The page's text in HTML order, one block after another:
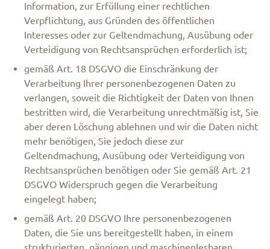
Information, zur Erfüllung einer rechtlichen
Verpflichtung, aus Gründen des öffentlichen
Interesses oder zur Geltendmachung, Ausübung oder
Verteidigung von Rechtsansprüchen erforderlich ist;
gemäß Art. 18 DSGVO die Einschränkung der
Verarbeitung Ihrer personenbezogenen Daten zu
verlangen, soweit die Richtigkeit der Daten von Ihnen
bestritten wird, die Verarbeitung unrechtmäßig ist, Sie
aber deren Löschung ablehnen und wir die Daten nicht
mehr benötigen, Sie jedoch diese zur
Geltendmachung, Ausübung oder Verteidigung von
Rechtsansprüchen benötigen oder Sie gemäß Art. 21
DSGVO Widerspruch gegen die Verarbeitung
eingelegt haben;
gemäß Art. 20 DSGVO Ihre personenbezogenen
Daten, die Sie uns bereitgestellt haben, in einem